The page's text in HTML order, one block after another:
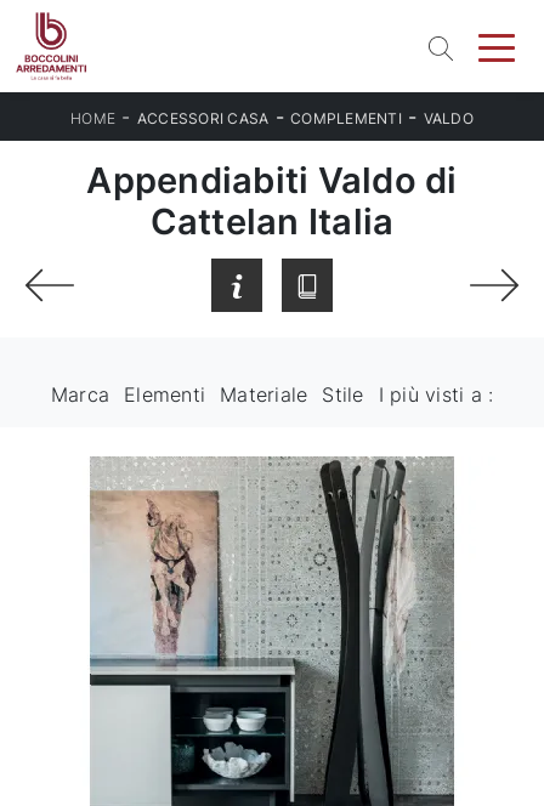
HOME - ACCESSORI CASA -COMPLEMENTI - VALDO
Appendiabiti Valdo di
Cattelan Italia
Marca Elementi Materiale Stile I più visti a :